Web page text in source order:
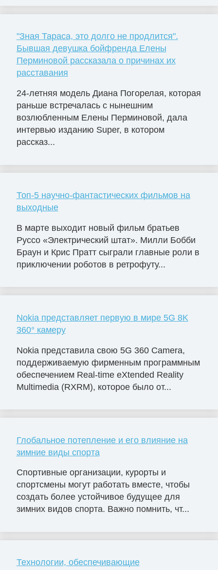
"Зная Тараса, это долго не продлится".
Бывшая девушка бойфренда Елены
Перминовой рассказала о причинах их
расставания
24-летняя модель Диана Погорелая, которая
раньше встречалась с нынешним
возлюбленным Елены Перминовой, дала
интервью изданию Super, в котором
рассказ...
Топ-5 научно-фантастических фильмов на
выходные
В марте выходит новый фильм братьев
Руссо «Электрический штат». Милли Бобби
Браун и Крис Пратт сыграли главные роли в
приключении роботов в ретрофуту...
Nokia представляет первую в мире 5G 8K
360° камеру
Nokia представила свою 5G 360 Camera,
поддерживаемую фирменным программным
обеспечением Real-time eXtended Reality
Multimedia (RXRM), которое было от...
Глобальное потепление и его влияние на
зимние виды спорта
Спортивные организации, курорты и
спортсмены могут работать вместе, чтобы
создать более устойчивое будущее для
зимних видов спорта. Важно помнить, чт...
Технологии, обеспечивающие